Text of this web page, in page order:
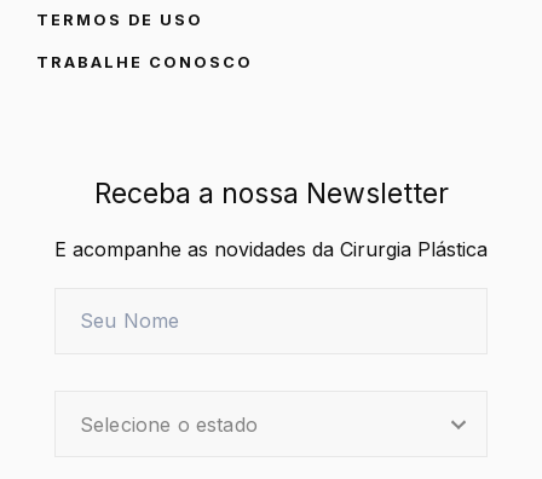
TERMOS DE USO
TRABALHE CONOSCO
Receba a nossa Newsletter
E acompanhe as novidades da Cirurgia Plástica